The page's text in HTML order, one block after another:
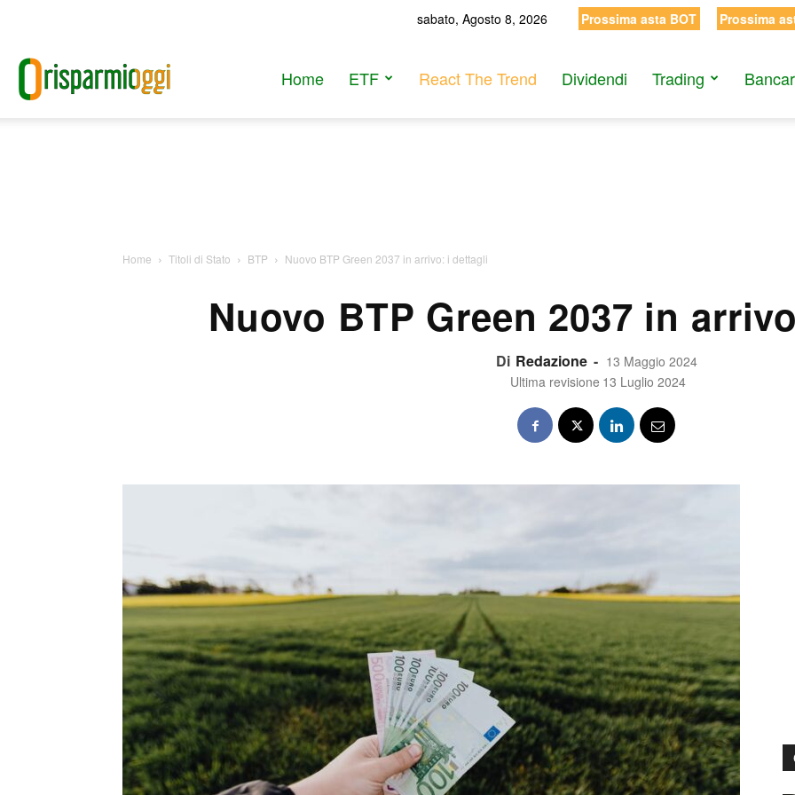
sabato, Agosto 8, 2026 Prossima asta BOT Prossima
Home ETF React The Trend Dividendi Trading
Home Titoli di Stato BTP Nuovo BTP Green 2037 in arrivo: i dettagli
Nuovo BTP Green 2037 in
Di Redazione - 13 Maggio 2024
Ultima revisione 13 Luglio 2024